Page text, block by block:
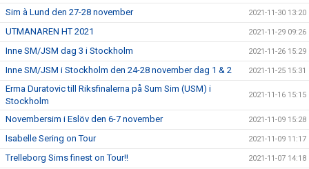
Sim à Lund den 27-28 november 2021-11-30 13:20
UTMANAREN HT 2021 2021-11-29 09:26
Inne SM/JSM dag 3 i Stockholm 2021-11-26 15:29
Inne SM/JSM i Stockholm den 24-28 november dag 1 & 2 2021-11-25 15:31
Erma Duratovic till Riksfinalerna på Sum Sim (USM) i
Stockholm
2021-11-16 15:15
Novembersim i Eslöv den 6-7 november 2021-11-09 15:28
Isabelle Sering on Tour 2021-11-09 11:17
Trelleborg Sims finest on Tour!! 2021-11-07 14:18